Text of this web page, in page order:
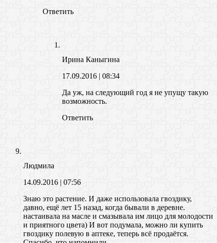
Ответить
Ирина Каныгина
17.09.2016 | 08:34
Да уж, на следующий год я не упущу такую
возможность.
Ответить
Людмила
14.09.2016 | 07:56
Знаю это растение. И даже использовала гвоздику,
давно, ещё лет 15 назад, когда бывали в деревне.
настаивала на масле и смазывала им лицо для молодости
и приятного цвета) И вот подумала, можно ли купить
гвоздику полевую в аптеке, теперь всё продаётся.